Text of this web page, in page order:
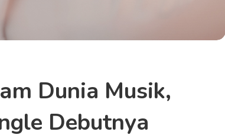
Dunia Musik,
Debutnya